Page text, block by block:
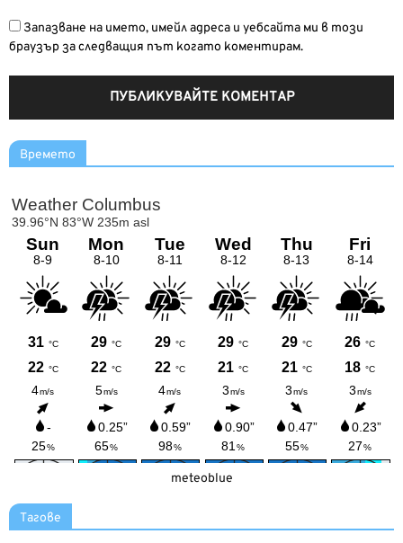
Запазване на името, имейл адреса и уебсайта ми в този
браузър за следващия път когато коментирам.
Времето
meteoblue
Тагове